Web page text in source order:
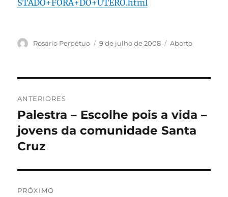
STADO+FORA+DO+UTERO.html
Autor
Rosário Perpétuo
Publicado
9 de julho de 2008 Categorias
Aborto
de
Post
ANTERIORES
Post
anterior:
Palestra – Escolhe pois a vida –
jovens da comunidade Santa
Cruz
PRÓXIMO